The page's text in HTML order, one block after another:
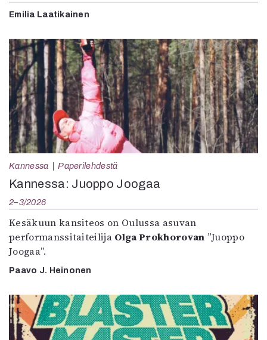
Emilia Laatikainen
Kannessa Paperilehdestä
Kannessa: Juoppo Joogaa
2–3/2026
Kesäkuun kansiteos on Oulussa asuvan
performanssitaiteilija Olga Prokhorovan ”Juoppo
Joogaa”.
Paavo J. Heinonen